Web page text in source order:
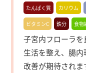
たんぱく質 カリウム
ビタミンC 鉄分 食物
子宮内フローラ
生活を整え、腸
改善が期待され